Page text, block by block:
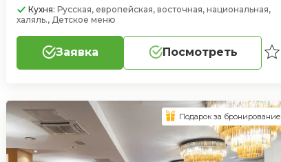
Кухня:Русская, европейская, восточная, национальная,
халяль., Детское меню
Заявка Посмотреть
Подарок за бронирование